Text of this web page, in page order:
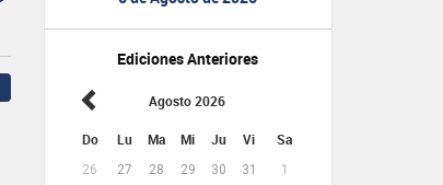
Ediciones Anteriores
Agosto 2026
Do Lu Ma Mi Ju Vi Sa
26 27 28 29 30 31
1